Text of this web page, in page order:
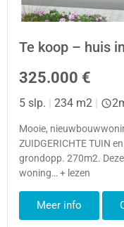
Te koop – huis
325.000 €
5 slp. | 234 m2 |
Mooie,
ZUIDGERICHTE TUIN
grondopp. 270m2.
woning… + lezen
Meer info